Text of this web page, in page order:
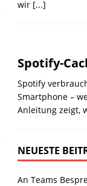
wir [...]
Spotify-
Spotify
Smartphone –
Anleitung zeigt,
NEUESTE
An Teams